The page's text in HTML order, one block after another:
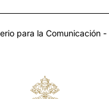
para la Comunicación -